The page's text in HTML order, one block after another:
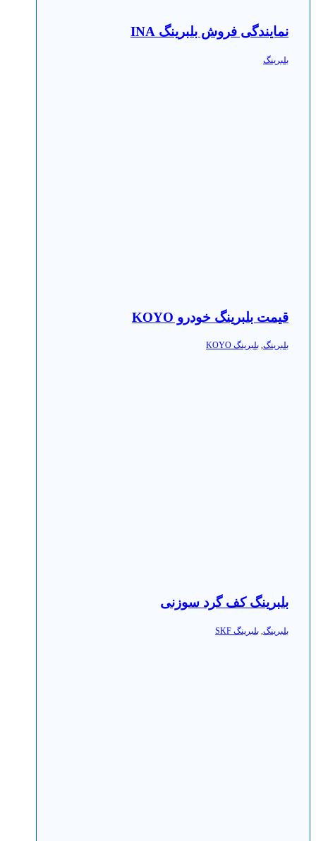
نمایندگی فروش بلبرینگ INA
بلبرینگ
قیمت بلبرینگ خودرو KOYO
بلبرینگ, بلبرینگ KOYO
بلبرینگ کف گرد سوزنی
بلبرینگ, بلبرینگ SKF